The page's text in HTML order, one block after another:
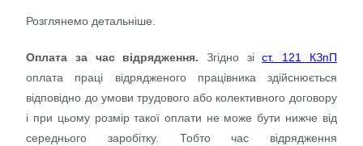
Розглянемо детальніше.
Оплата за час відрядження. Згідно зіст. 121 КЗпП
оплата праці відрядженого працівника здійснюється
відповідно до умови трудового або колективного договору
і при цьому розмір такої оплати не може бути нижче від
середнього заробітку. Тобто час відрядження